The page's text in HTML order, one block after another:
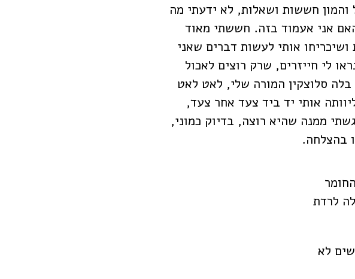
והמון חששות ושאלות, לא ידעתי מה
אני אעמוד בזה. חששתי מאוד
אותי לעשות דברים שאני
לי חייזרים, שרק רוצים לאכול
סלוצקין המורה שלי, לאט לאט
אותי יד ביד צעד אחר צעד,
ממנה שהיא רוצה, בדיוק כמוני,
בהצלחה.
לרדת
לא